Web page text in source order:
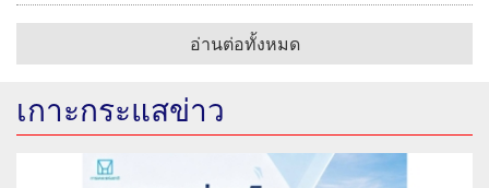
อ่านต่อทั้งหมด
เกาะกระแสข่าว